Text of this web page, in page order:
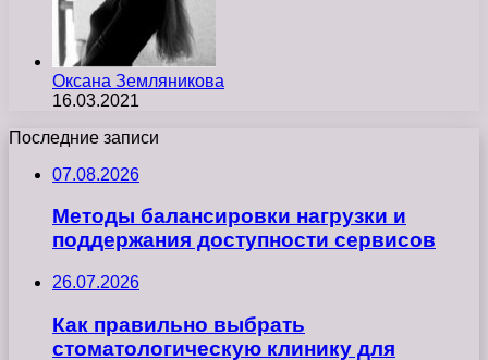
Оксана Земляникова
16.03.2021
Последние записи
07.08.2026
Методы балансировки нагрузки и
поддержания доступности сервисов
26.07.2026
Как правильно выбрать
стоматологическую клинику для